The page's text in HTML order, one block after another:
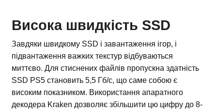
Висока швидкість SSD
Завдяки швидкому SSD і завантаження ігор, і
підвантаження важких текстур відбуваються
миттєво. Для стиснених файлів пропускна здатність
SSD PS5 становить 5,5 Гб/с, що саме собою є
високим показником. Використання апаратного
декодера Kraken дозволяє збільшити цю цифру до 8-